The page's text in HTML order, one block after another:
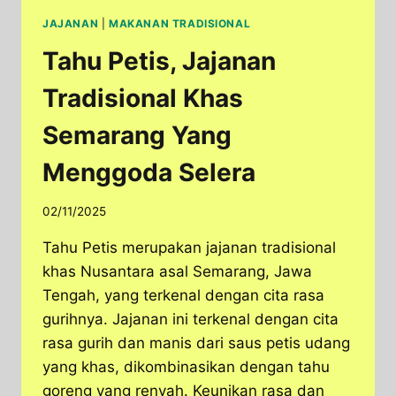
JAJANAN MAKANAN TRADISIONAL
Tahu Petis, Jajanan
Tradisional Khas
Semarang Yang
Menggoda Selera
02/11/2025
Tahu Petis merupakan jajanan tradisional
khas Nusantara asal Semarang, Jawa
Tengah, yang terkenal dengan cita rasa
gurihnya. Jajanan ini terkenal dengan cita
rasa gurih dan manis dari saus petis udang
yang khas, dikombinasikan dengan tahu
goreng yang renyah. Keunikan rasa dan